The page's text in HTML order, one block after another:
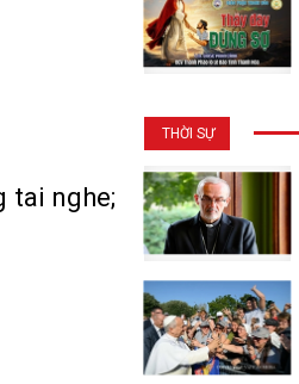
tai nghe;
THỜI SỰ